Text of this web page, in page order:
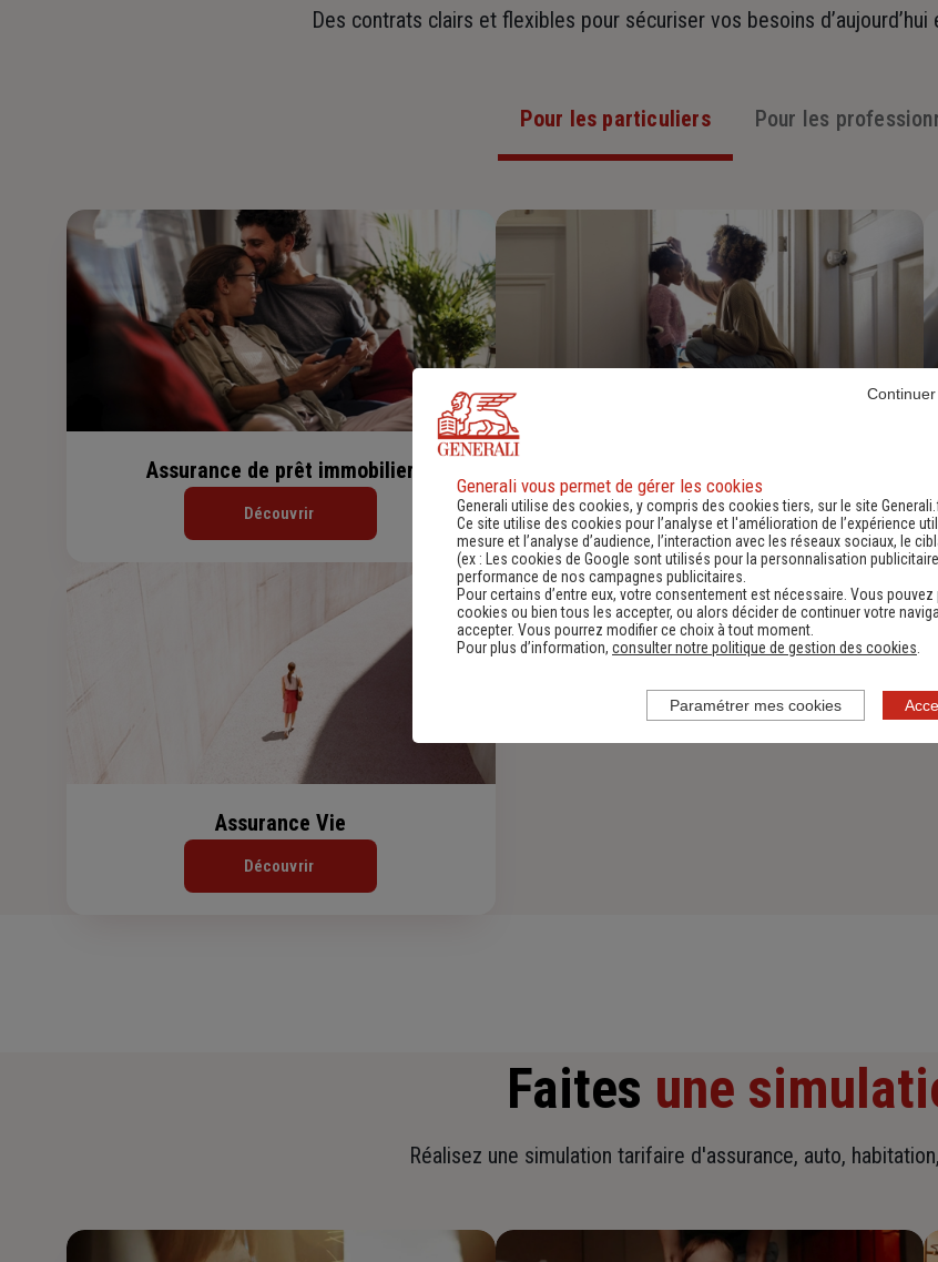
Des contrats clairs et flexibles pour sécuriser vos besoins
Pour les particuliers Pour les
Assurance de prêt immobilier
Découvrir Découvrir
Assurance Vie
Découvrir
Faites une
Réalisez une simulation tarifaire d'assurance, auto,
Generali vous permet de gérer les cookies
Generali utilise des cookies, y compris des cookies tiers, sur le site
Ce site utilise des cookies pour l’analyse et l'amélioration de l’expérience
mesure et l’analyse d’audience, l’interaction avec les réseaux sociaux, le
(ex :
Les cookies de Google sont utilisés pour la personnalisation publicitaire
performance de nos campagnes publicitaires.
Pour certains d’entre eux, votre consentement est nécessaire. Vous pouvez
cookies ou bien tous les accepter, ou alors décider de continuer votre
accepter. Vous pourrez modifier ce choix à tout moment.
Pour plus d’information, consulter notre politique de gestion des cookies
Paramétrer mes cookies